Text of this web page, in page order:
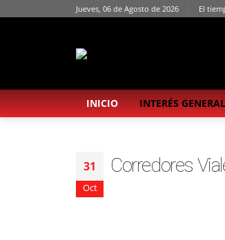
Jueves, 06 de Agosto de 2026 El
INICIO INTERÉS GENERAL
31
Oct
Corredores